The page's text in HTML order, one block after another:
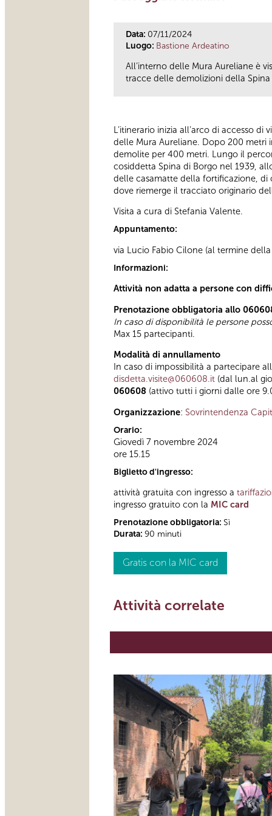
Data: 07/11/2024
Luogo: Bastione Ardeatino
All’interno delle Mura Aureliane è
tracce delle demolizioni della
L’itinerario inizia all’arco di accesso
delle Mura Aureliane. Dopo 200 metri
demolite per 400 metri. Lungo il
cosiddetta Spina di Borgo nel 1939,
delle casamatte della fortificazione, di
dove riemerge il tracciato originario
Visita a cura di Stefania Valente.
Appuntamento:
via Lucio Fabio Cilone (al termine della
Informazioni:
Attività non adatta a persone con
Prenotazione obbligatoria allo
In caso di disponibilità le persone
Max 15 partecipanti.
Modalità di annullamento
In caso di impossibilità a partecipare
disdetta.visite@060608.it (dal lun.al
060608 (attivo tutti i giorni dalle ore
Organizzazione: Sovrintendenza
Orario:
Giovedì 7 novembre 2024
ore 15.15
Biglietto d'ingresso:
attività gratuita con ingresso a
ingresso gratuito con la MIC card
Prenotazione obbligatoria: Sì
Durata: 90 minuti
Gratis con la MIC card
Attività correlate